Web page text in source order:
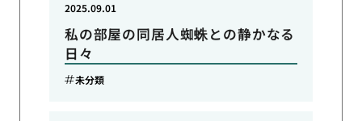
私の部屋の同居人蜘蛛との静かなる
日々
2025.09.01
未分類